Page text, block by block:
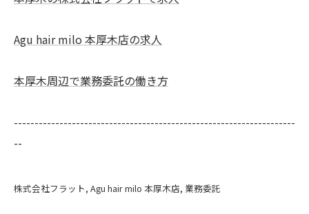
Agu hair milo 本厚木店の求人
本厚木周辺で業務委託の働き方
--------------------------------------------------------------------
--
株式会社フラット Agu hair milo 本厚木店 業務委託